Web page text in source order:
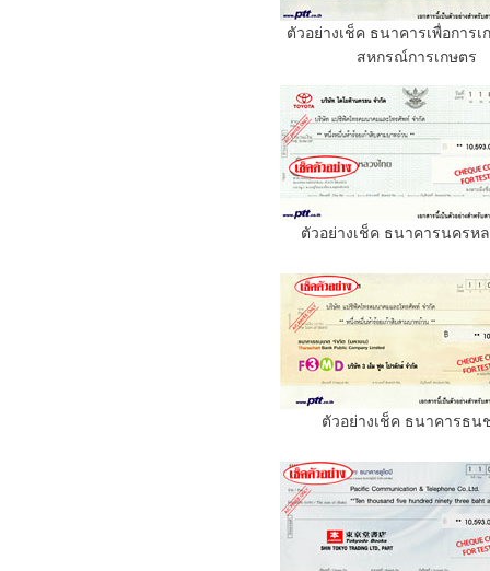
ตัวอย่างเช็ค ธนาคารเพื่อการเ
สหกรณ์การเกษตร
ตัวอย่างเช็ค ธนาคารนครห
ตัวอย่างเช็ค ธนาคารธน